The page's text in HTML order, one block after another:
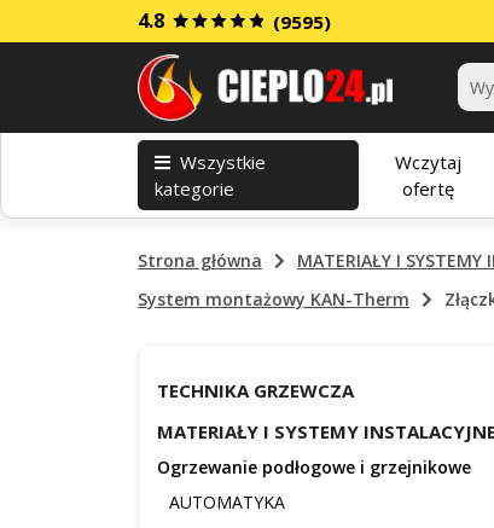
4.8 (9595)
Kategorie
Wszystkie
kategorie
Wczytaj
ofertę
Strona główna MATERIAŁY I SYSTEMY
System montażowy KAN-Therm
TECHNIKA GRZEWCZA
MATERIAŁY I SYSTEMY INSTALACYJNE
Ogrzewanie podłogowe i grzejnikowe
AUTOMATYKA